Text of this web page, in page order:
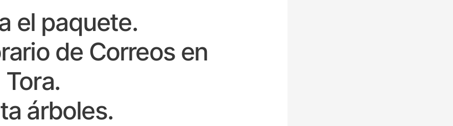
el paquete.
de Correos en
Tora.
árboles.